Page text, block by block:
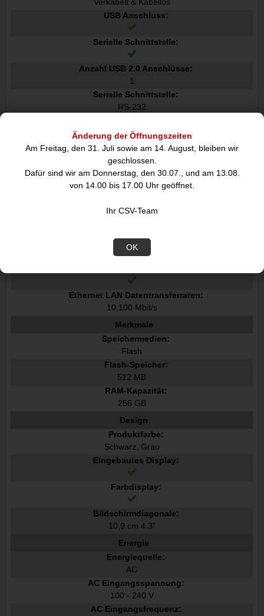
Änderung der Öffnungszeiten
Am Freitag, den 31. Juli sowie am 14. August, bleiben wir
geschlossen.
Dafür sind wir am Donnerstag, den 30.07., und am 13.08.
von 14.00 bis 17.00 Uhr geöffnet.
Ihr CSV-Team
OK
USB Anschluss:
Serielle Schnittstelle:
Anzahl USB 2.0 Anschlüsse:
1
Serielle Schnittstelle:
RS-232
Bluetooth-Version:
4.1
Anzahl serielle Anschlüsse:
1
1
Bluetooth, Ethernet, RJ-45, RS-232
Netzwerk
Ethernet LAN Datentransferraten:
10,100 Mbit/s
Merkmale
Speichermedien:
Flash
Flash-Speicher:
512 MB
RAM-Kapazität:
256 GB
Design
Produktfarbe:
Schwarz, Grau
Eingebautes Display:
Farbdisplay:
Bildschirmdiagonale:
10,9 cm 4.3"
Energie
Energiequelle:
AC
AC Eingangsspannung:
100 - 240 V
AC Eingangsfrequenz: